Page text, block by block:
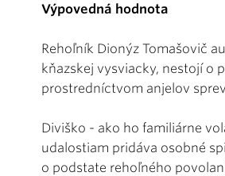
Výpovedná hodnota
Rehoľník Dionýz Tomašovič
kňazskej vysviacky, nestojí o
prostredníctvom anjelov
Diviško - ako ho familiárne
udalostiam pridáva osobné
o podstate rehoľného